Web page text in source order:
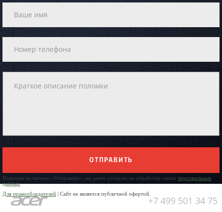
ОТПРАВИТЬ
Нажимая на кнопку «Отправить», вы даете согласие на обработку своих персональных
данных
Для правообладателей | Сайт не является публичной офертой.
+7 499 501 34 75